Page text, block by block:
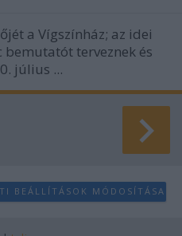
a Vígszínház; az idei
bemutatót terveznek és
július ...
BEÁLLÍTÁSOK MÓDOSÍTÁSA